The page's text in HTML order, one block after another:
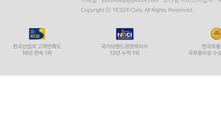
Copyright ⓒ YES24 Corp. All Rights Reserved.